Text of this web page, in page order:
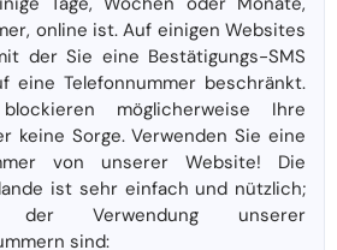
online ist. Auf einigen Websites
der Sie eine Bestätigungs-SMS
eine Telefonnummer beschränkt.
möglicherweise Ihre
keine Sorge. Verwenden Sie eine
von unserer Website! Die
ist sehr einfach und nützlich;
der Verwendung unserer
sind: